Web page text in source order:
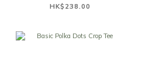
HK$238.00